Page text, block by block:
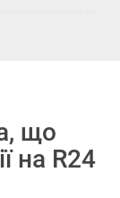
що
на R24